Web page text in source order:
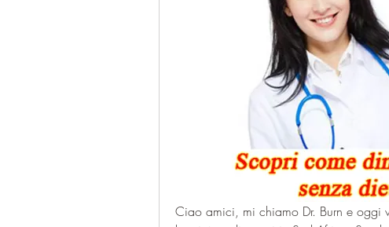
Ciao amici, mi chiamo Dr. Burn e oggi